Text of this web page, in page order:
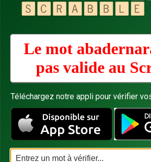
Le mot
pas valide au
Téléchargez notre appli pour vérifier